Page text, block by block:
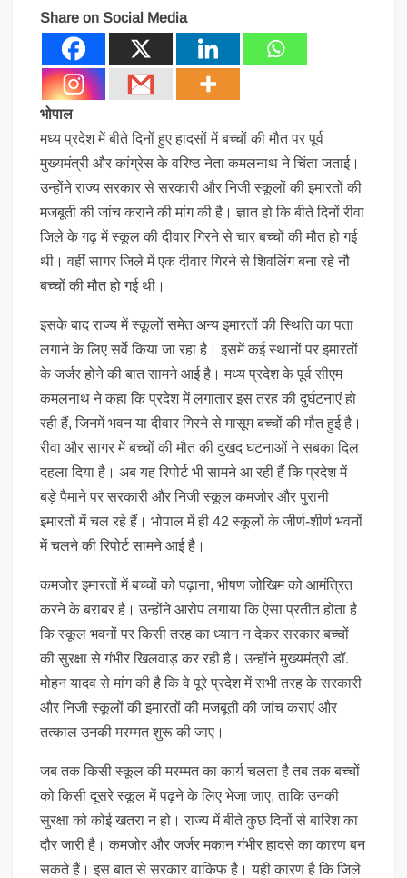
Share on Social Media
भोपाल
मध्य प्रदेश में बीते दिनों हुए हादसों में बच्चों की मौत पर पूर्व
मुख्यमंत्री और कांग्रेस के वरिष्ठ नेता कमलनाथ ने चिंता जताई।
उन्होंने राज्य सरकार से सरकारी और निजी स्कूलों की इमारतों की
मजबूती की जांच कराने की मांग की है। ज्ञात हो कि बीते दिनों रीवा
जिले के गढ़ में स्कूल की दीवार गिरने से चार बच्चों की मौत हो गई
थी। वहीं सागर जिले में एक दीवार गिरने से शिवलिंग बना रहे नौ
बच्चों की मौत हो गई थी।
इसके बाद राज्य में स्कूलों समेत अन्य इमारतों की स्थिति का पता
लगाने के लिए सर्वे किया जा रहा है। इसमें कई स्थानों पर इमारतों
के जर्जर होने की बात सामने आई है। मध्य प्रदेश के पूर्व सीएम
कमलनाथ ने कहा कि प्रदेश में लगातार इस तरह की दुर्घटनाएं हो
रही हैं, जिनमें भवन या दीवार गिरने से मासूम बच्चों की मौत हुई है।
रीवा और सागर में बच्चों की मौत की दुखद घटनाओं ने सबका दिल
दहला दिया है। अब यह रिपोर्ट भी सामने आ रही हैं कि प्रदेश में
बड़े पैमाने पर सरकारी और निजी स्कूल कमजोर और पुरानी
इमारतों में चल रहे हैं। भोपाल में ही 42 स्कूलों के जीर्ण-शीर्ण भवनों
में चलने की रिपोर्ट सामने आई है।
कमजोर इमारतों में बच्चों को पढ़ाना, भीषण जोखिम को आमंत्रित
करने के बराबर है। उन्होंने आरोप लगाया कि ऐसा प्रतीत होता है
कि स्कूल भवनों पर किसी तरह का ध्यान न देकर सरकार बच्चों
की सुरक्षा से गंभीर खिलवाड़ कर रही है। उन्होंने मुख्यमंत्री डॉ.
मोहन यादव से मांग की है कि वे पूरे प्रदेश में सभी तरह के सरकारी
और निजी स्कूलों की इमारतों की मजबूती की जांच कराएं और
तत्काल उनकी मरम्मत शुरू की जाए।
जब तक किसी स्कूल की मरम्मत का कार्य चलता है तब तक बच्चों
को किसी दूसरे स्कूल में पढ़ने के लिए भेजा जाए, ताकि उनकी
सुरक्षा को कोई खतरा न हो। राज्य में बीते कुछ दिनों से बारिश का
दौर जारी है। कमजोर और जर्जर मकान गंभीर हादसे का कारण बन
सकते हैं। इस बात से सरकार वाकिफ है। यही कारण है कि जिले